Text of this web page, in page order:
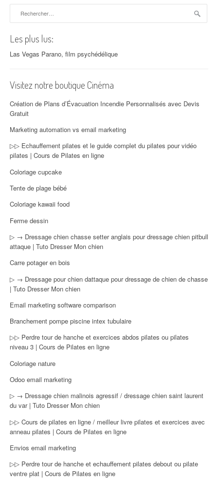
Les plus lus:
Las Vegas Parano, film psychédélique
Visitez notre boutique Cinéma
Création de Plans d’Évacuation Incendie Personnalisés avec Devis
Gratuit
Marketing automation vs email marketing
▷▷ Echauffement pilates et le guide complet du pilates pour vidéo
pilates | Cours de Pilates en ligne
Coloriage cupcake
Tente de plage bébé
Coloriage kawaii food
Ferme dessin
▷ → Dressage chien chasse setter anglais pour dressage chien pitbull
attaque | Tuto Dresser Mon chien
Carre potager en bois
▷ → Dressage pour chien dattaque pour dressage de chien de chasse
| Tuto Dresser Mon chien
Email marketing software comparison
Branchement pompe piscine intex tubulaire
▷▷ Perdre tour de hanche et exercices abdos pilates ou pilates
niveau 3 | Cours de Pilates en ligne
Coloriage nature
Odoo email marketing
▷ → Dressage chien malinois agressif / dressage chien saint laurent
du var | Tuto Dresser Mon chien
▷▷ Cours de pilates en ligne / meilleur livre pilates et exercices avec
anneau pilates | Cours de Pilates en ligne
Envios email marketing
▷▷ Perdre tour de hanche et echauffement pilates debout ou pilate
ventre plat | Cours de Pilates en ligne